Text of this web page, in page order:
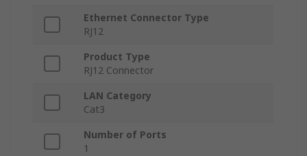
Ethernet Connector Type
RJ12
Product Type
RJ12 Connector
LAN Category
Cat3
Number of Ports
1